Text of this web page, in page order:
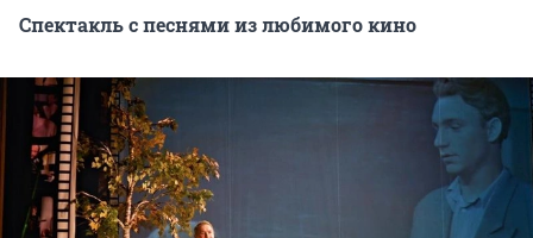
Спектакль с песнями из любимого кино